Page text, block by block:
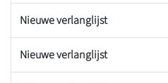
Nieuwe verlanglijst
Nieuwe verlanglijst